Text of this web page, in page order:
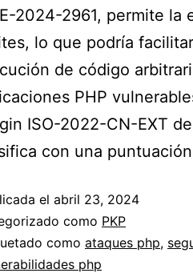
2024-2961, permite la
lo que podría
de código
PHP
ISO-2022-CN-EXT
con una
el abril 23, 2024
como PKP
como ataques php,
php